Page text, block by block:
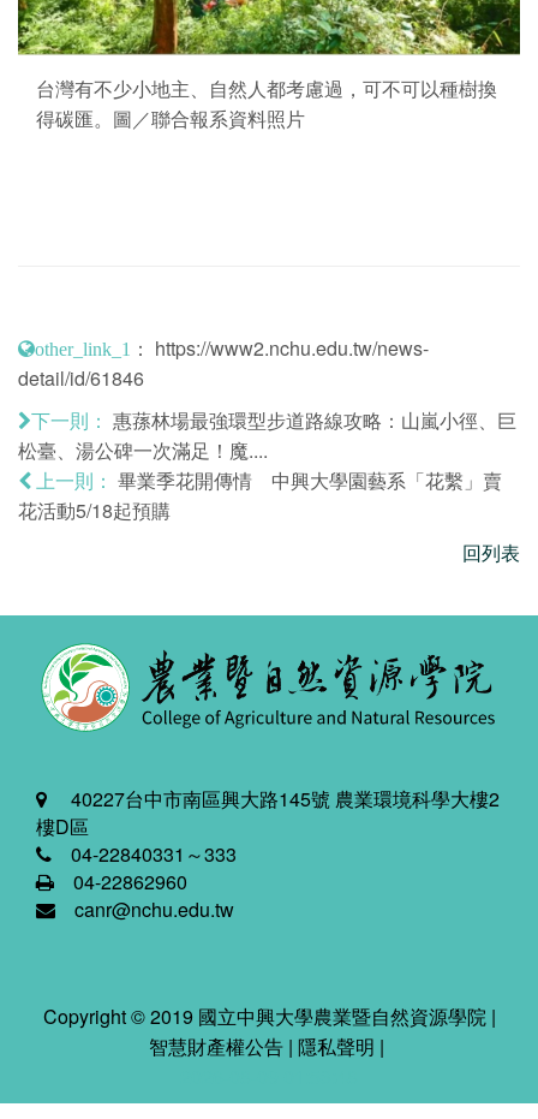
台灣有不少小地主、自然人都考慮過，可不可以種樹換
得碳匯。圖／聯合報系資料照片
other_link_1 ： https://www2.nchu.edu.tw/news-
detail/id/61846
下一則：
惠蓀林場最強環型步道路線攻略：山嵐小徑、巨
松臺、湯公碑一次滿足！魔....
上一則：
畢業季花開傳情 中興大學園藝系「花繫」賣
花活動5/18起預購
回列表
40227台中市南區興大路145號 農業環境科學大樓2
樓D區
04-22840331～333
04-22862960
canr@nchu.edu.tw
Copyright © 2019 國立中興大學農業暨自然資源學院 |
智慧財產權公告 | 隱私聲明 |